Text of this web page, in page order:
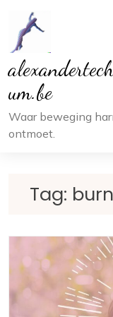
inhoud
um.be
Waar beweging
ontmoet.
Tag: